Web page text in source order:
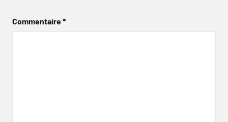
Commentaire*